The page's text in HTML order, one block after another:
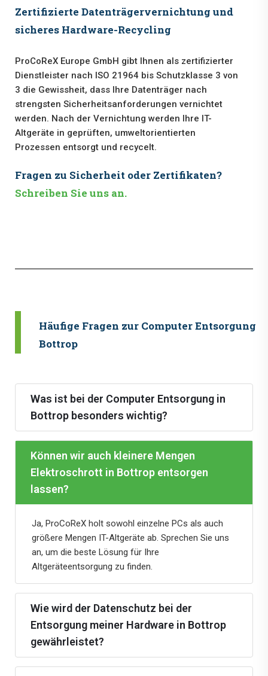
Zertifizierte Datenträgervernichtung und
sicheres Hardware-Recycling
ProCoReX Europe GmbH gibt Ihnen als zertifizierter
Dienstleister nach ISO 21964 bis Schutzklasse 3 von
3 die Gewissheit, dass Ihre Datenträger nach
strengsten Sicherheitsanforderungen vernichtet
werden. Nach der Vernichtung werden Ihre IT-
Altgeräte in geprüften, umweltorientierten
Prozessen entsorgt und recycelt.
Fragen zu Sicherheit oder Zertifikaten?
Schreiben Sie uns an.
Häufige Fragen zur Computer Entsorgung
Bottrop
Was ist bei der Computer Entsorgung in
Bottrop besonders wichtig?
Können wir auch kleinere Mengen
Elektroschrott in Bottrop entsorgen
lassen?
Ja, ProCoReX holt sowohl einzelne PCs als auch
größere Mengen IT-Altgeräte ab. Sprechen Sie uns
an, um die beste Lösung für Ihre
Altgeräteentsorgung zu finden.
Wie wird der Datenschutz bei der
Entsorgung meiner Hardware in Bottrop
gewährleistet?